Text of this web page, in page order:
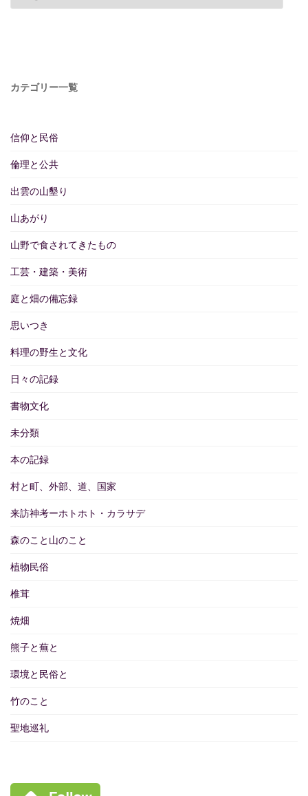
カテゴリー一覧
信仰と民俗
倫理と公共
出雲の山墾り
山あがり
山野で食されてきたもの
工芸・建築・美術
庭と畑の備忘録
思いつき
料理の野生と文化
日々の記録
書物文化
未分類
本の記録
村と町、外部、道、国家
来訪神考ーホトホト・カラサデ
森のこと山のこと
植物民俗
椎茸
焼畑
熊子と蕪と
環境と民俗と
竹のこと
聖地巡礼